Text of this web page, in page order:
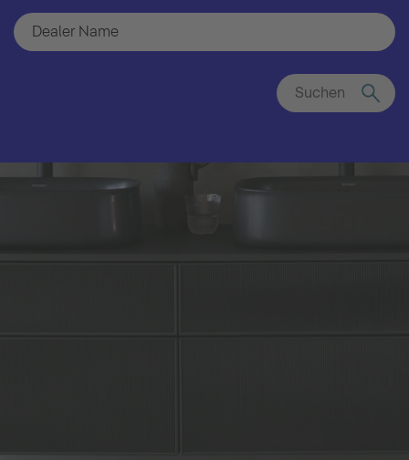
Suchen